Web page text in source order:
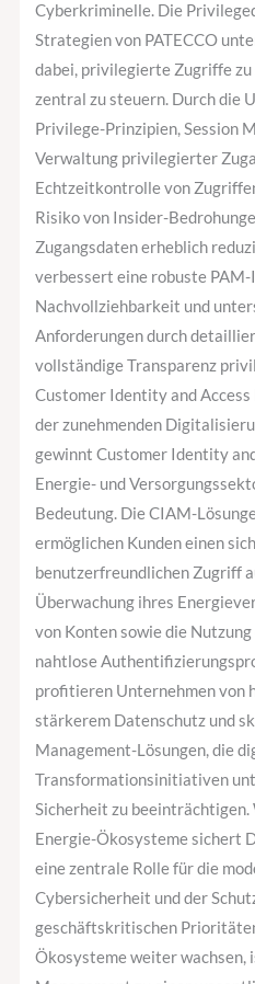
Cyberkriminelle. Die
Strategien von PATECCO
dabei, privilegierte Zugriffe zu
zentral zu steuern. Durch die
Privilege-Prinzipien, Sеssion
Verwaltung privilegierter
Echtzeitkontrolle von
Risiko von Insider-
Zugangsdaten erheblich
verbessert eine robuste
Nachvollziehbarkeit und
Anforderungen durch
vollständige Transparenz
Customer Identity and
der zunehmenden
gewinnt Customer Identity
Energie- und
Bedeutung. Die CIAM-
ermöglichen Kunden einen
benutzerfreundlichen Zugriff
Überwachung ihres
von Konten sowie die
nahtlose
profitieren Unternehmen von
stärkerem Datenschutz und
Management-Lösungen, die
Transformationsinitiativen
Sicherheit zu beeinträchtigen.
Energie-Ökosysteme sichert
eine zentrale Rolle für die
Cybersicherheit und der
geschäftskritischen
Ökosysteme weiter wachsen,